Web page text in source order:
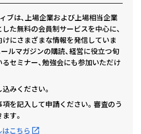
ブは、上場企業および上場相当企業
た無料の会員制サービスを中心に、
にさまざまな情報を発信していま
ルマガジンの購読、経営に役立つ旬
セミナー、勉強会にも参加いただけ
みください。
を記入して申請ください。審査のう
す。
こちら